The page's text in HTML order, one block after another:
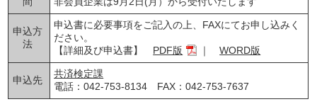
申込方
法
申込書に必要事項をご記入の上、FAXにてお申し込みく
ださい。
【詳細及び申込書】 PDF版 ｜WORD版
申込先
共済検定課
電話：042-753-8134 FAX：042-753-7637